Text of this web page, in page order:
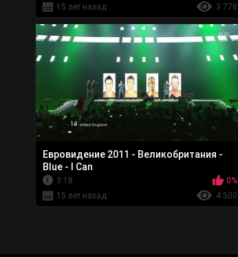
15 лет назад
3 778
Евровидение 2011 - Великобритания -
Blue - I Can
3:18
0%
15 лет назад
4 500